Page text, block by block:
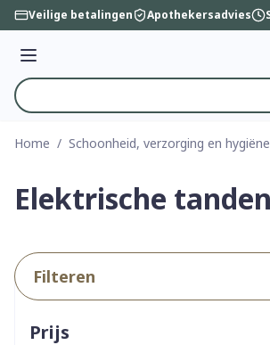
Ga naar de inhoud
Veilige betalingen Apothekersadvies
Menu
Product, merk, categorie...
Home / Schoonheid, verzorging en hygiëne
Elektrische
Filteren
Prijs